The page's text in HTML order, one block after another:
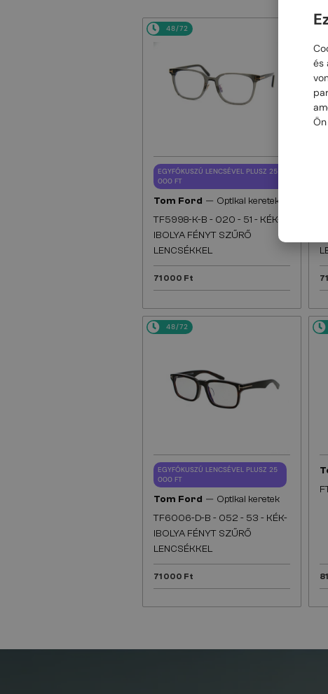
48/72
EGYFÓKUSZÚ LENCSÉVEL PLUSZ 25
000 FT
Tom Ford — Optikai keretek
TF5998-K-B - 020 - 51 - KÉK-
IBOLYA FÉNYT SZŰRŐ
LENCSÉKKEL
71 000 Ft
48/72
EGYFÓKUSZÚ LENCSÉVEL PLUSZ 25
000 FT
Tom Ford — Optikai keretek
TF6006-D-B - 052 - 53 - KÉK-
IBOLYA FÉNYT SZŰRŐ
LENCSÉKKEL
71 000 Ft
és